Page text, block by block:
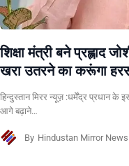
शिक्षा मंत्री बने प्रह्लाद
खरा उतरने का करूंगा
हिन्दुस्तान मिरर न्यूज़ :धर्मेंद्र प्रधान के
आगे बढ़ाने…
By Hindustan Mirror News